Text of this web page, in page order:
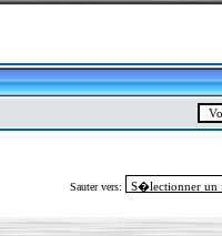
Sauter vers: